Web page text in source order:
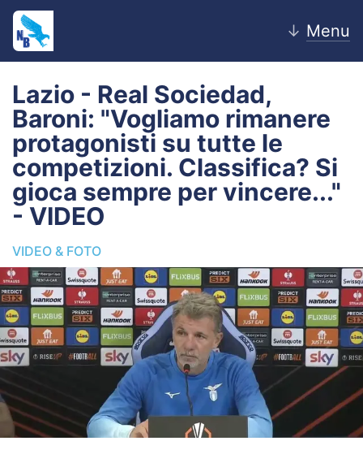
↓ Menu
Home
News
Editoriale
Pagelle
Settore Giovanile
Lazio Women
Calciomercato
Lazio - Real Sociedad,
Baroni: "Vogliamo rimanere
protagonisti su tutte le
competizioni. Classifica? Si
gioca sempre per vincere..."
- VIDEO
VIDEO & FOTO